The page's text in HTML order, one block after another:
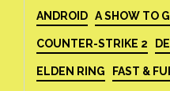
ANDROID A SHOW TO
COUNTER-STRIKE 2
ELDEN RING FAST &